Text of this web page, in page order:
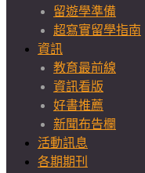
留遊學準備
超寫實留學指南
資訊
教育最前線
資訊看版
好書推薦
新聞布告欄
活動訊息
各期期刊